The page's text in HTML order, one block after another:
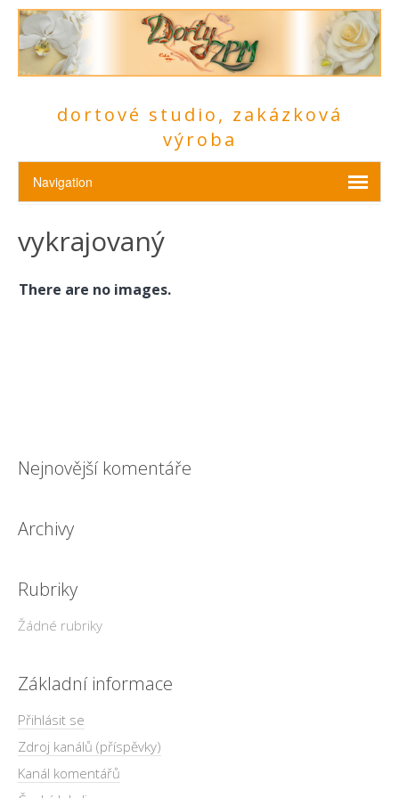
dortové studio, zakázková
výroba
vykrajovaný
There are no images.
Nejnovější komentáře
Archivy
Rubriky
Žádné rubriky
Základní informace
Přihlásit se
Zdroj kanálů (příspěvky)
Kanál komentářů